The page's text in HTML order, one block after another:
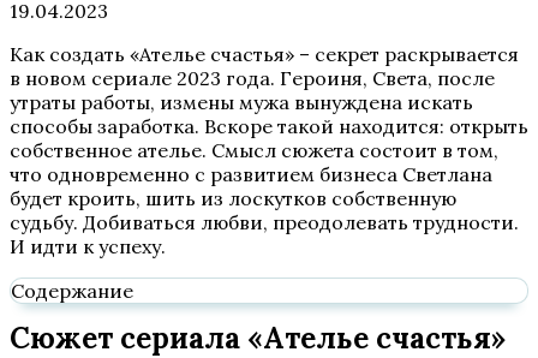
19.04.2023
Как создать «Ателье счастья» – секрет раскрывается
в новом сериале 2023 года. Героиня, Света, после
утраты работы, измены мужа вынуждена искать
способы заработка. Вскоре такой находится: открыть
собственное ателье. Смысл сюжета состоит в том,
что одновременно с развитием бизнеса Светлана
будет кроить, шить из лоскутков собственную
судьбу. Добиваться любви, преодолевать трудности.
И идти к успеху.
Содержание
Сюжет сериала «Ателье счастья»